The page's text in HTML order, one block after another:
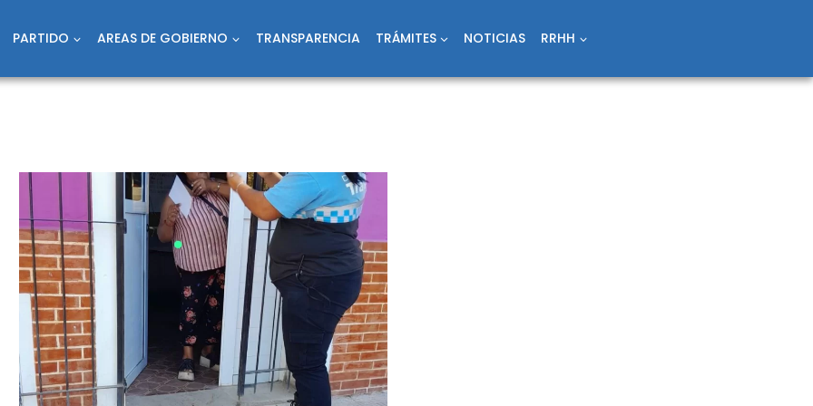
PARTIDO AREAS DE GOBIERNO TRANSPARENCIA TRÁMITES NOTICIAS RRHH